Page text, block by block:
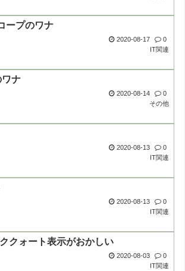
ープのワナ
2020-08-17
0
IT関連
ナ
2020-08-14
0
その他
2020-08-13
0
IT関連
2020-08-13
0
IT関連
クォート表示がおかしい
2020-08-03
0
IT関連